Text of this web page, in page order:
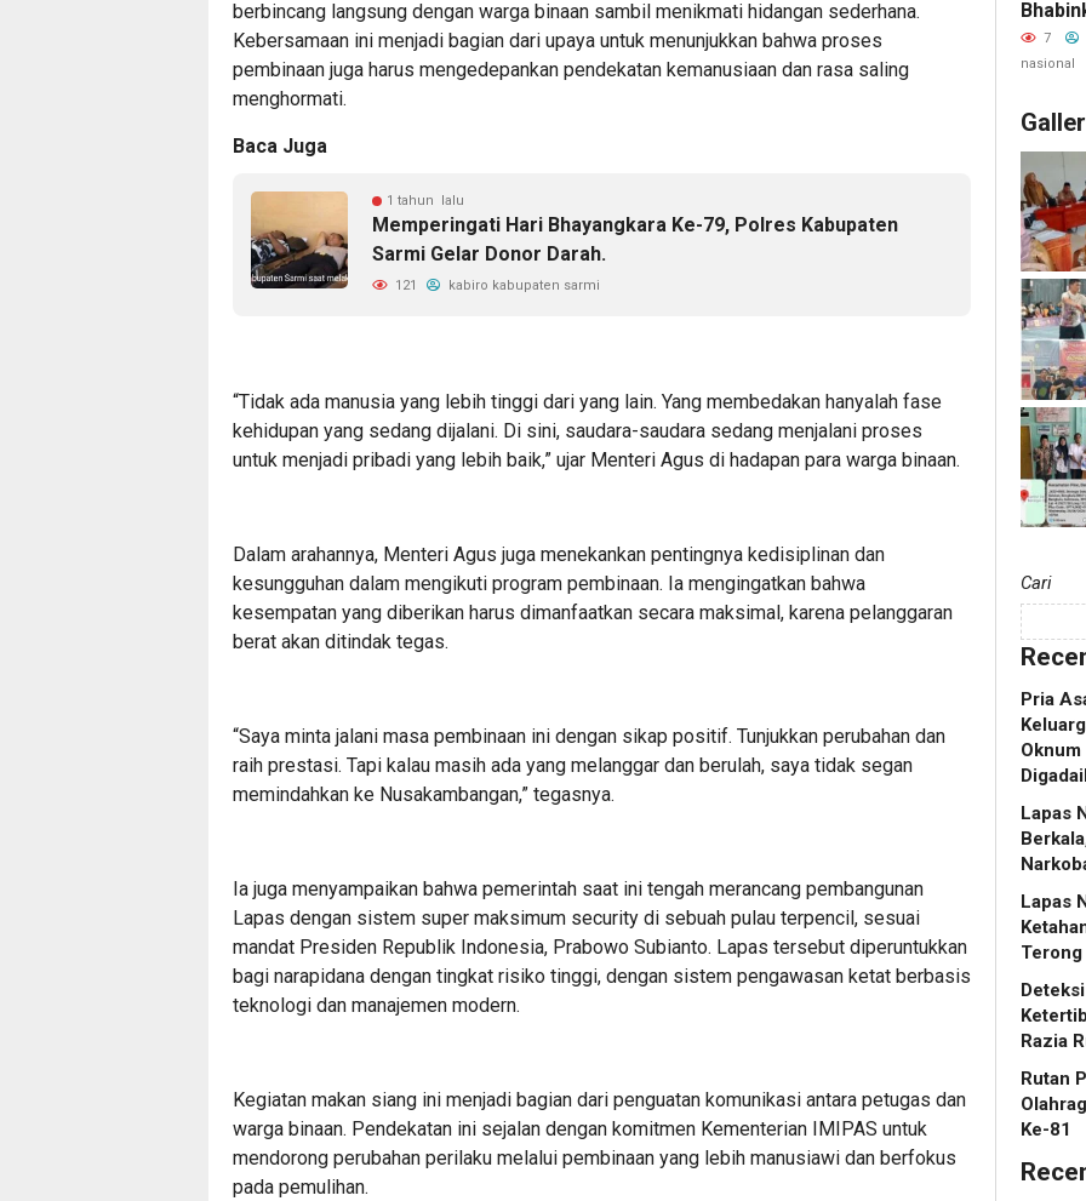
berbincang langsung dengan warga binaan sambil menikmati hidangan sederhana.
Kebersamaan ini menjadi bagian dari upaya untuk menunjukkan bahwa proses
pembinaan juga harus mengedepankan pendekatan kemanusiaan dan rasa saling
menghormati.
Baca Juga
1 tahun lalu
Memperingati Hari Bhayangkara Ke-79, Polres Kabupaten
Sarmi Gelar Donor Darah.
121 kabiro kabupaten sarmi
“Tidak ada manusia yang lebih tinggi dari yang lain. Yang membedakan hanyalah fase
kehidupan yang sedang dijalani. Di sini, saudara-saudara sedang menjalani proses
untuk menjadi pribadi yang lebih baik,” ujar Menteri Agus di hadapan para warga binaan.
Dalam arahannya, Menteri Agus juga menekankan pentingnya kedisiplinan dan
kesungguhan dalam mengikuti program pembinaan. Ia mengingatkan bahwa
kesempatan yang diberikan harus dimanfaatkan secara maksimal, karena pelanggaran
berat akan ditindak tegas.
“Saya minta jalani masa pembinaan ini dengan sikap positif. Tunjukkan perubahan dan
raih prestasi. Tapi kalau masih ada yang melanggar dan berulah, saya tidak segan
memindahkan ke Nusakambangan,” tegasnya.
Ia juga menyampaikan bahwa pemerintah saat ini tengah merancang pembangunan
Lapas dengan sistem super maksimum security di sebuah pulau terpencil, sesuai
mandat Presiden Republik Indonesia, Prabowo Subianto. Lapas tersebut diperuntukkan
bagi narapidana dengan tingkat risiko tinggi, dengan sistem pengawasan ketat berbasis
teknologi dan manajemen modern.
Kegiatan makan siang ini menjadi bagian dari penguatan komunikasi antara petugas dan
warga binaan. Pendekatan ini sejalan dengan komitmen Kementerian IMIPAS untuk
mendorong perubahan perilaku melalui pembinaan yang lebih manusiawi dan berfokus
pada pemulihan.
Kota
7
nasional
Cari
Pria
Lapas
Lapas
Terong
Razia
Rutan
Ke-81